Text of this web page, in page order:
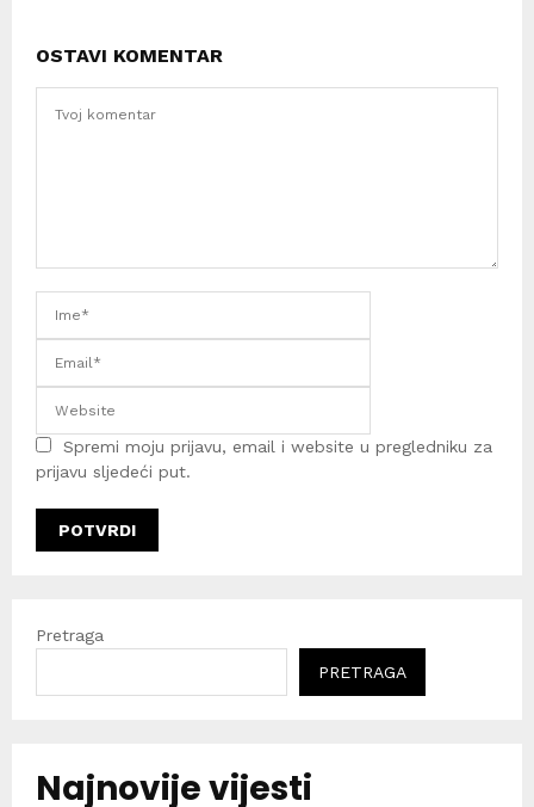
OSTAVI KOMENTAR
Spremi moju prijavu, email i website u pregledniku za
prijavu sljedeći put.
Pretraga
PRETRAGA
Najnovije vijesti